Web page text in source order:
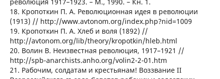
18. Кропоткин П. А. Революционная идея в революции
(1913) // http://www.avtonom.org/index.php?nid=1009
19. Кропоткин П. А. Хлеб и воля (1892) //
http://avtonom.org/lib/theory/kropotkin/hleb.html
20. Волин В. Неизвестная революция, 1917–1921 //
http://spb-anarchists.anho.org/volin2-2-01.htm
21. Рабочим, солдатам и крестьянам! Воззвание ІІ